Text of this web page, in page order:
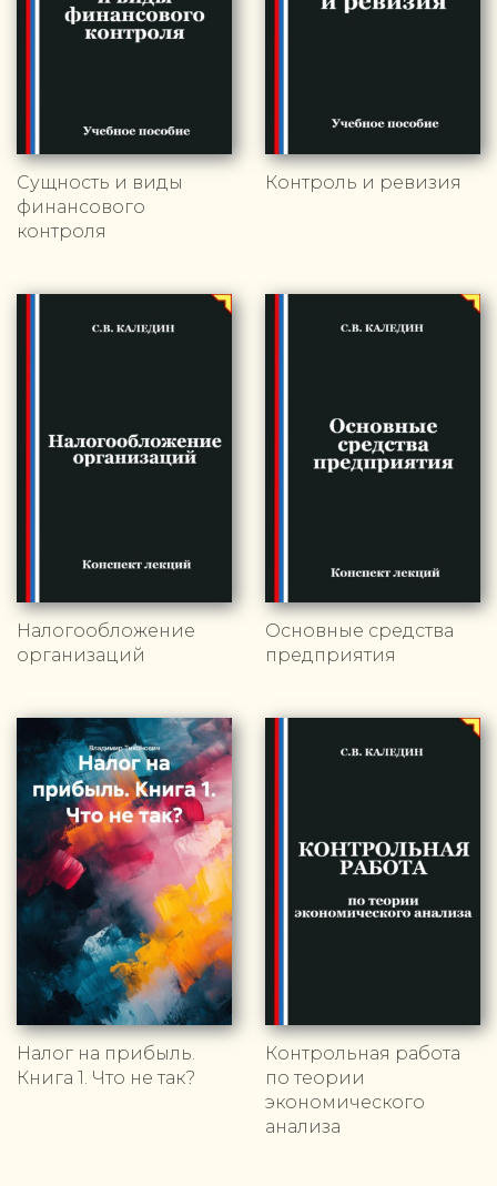
Сущность и виды
финансового
контроля
Контроль и ревизия
Налогообложение
организаций
Основные средства
предприятия
Налог на прибыль.
Книга 1. Что не так?
Контрольная работа
по теории
экономического
анализа